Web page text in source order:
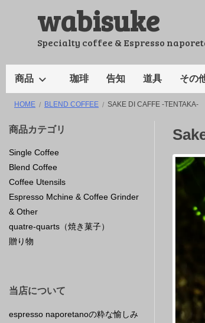
wabisuke
Specialty coffee & Espresso
商品 珈琲 告知 道具 その
HOME BLEND COFFEE SAKE DI CAFFE -TENTAKA-
商品カテゴリ
Single Coffee
Blend Coffee
Coffee Utensils
Espresso Mchine & Coffee Grinder
& Other
quatre-quarts（焼き菓子）
贈り物
当店について
espresso naporetanoの粋な愉しみ